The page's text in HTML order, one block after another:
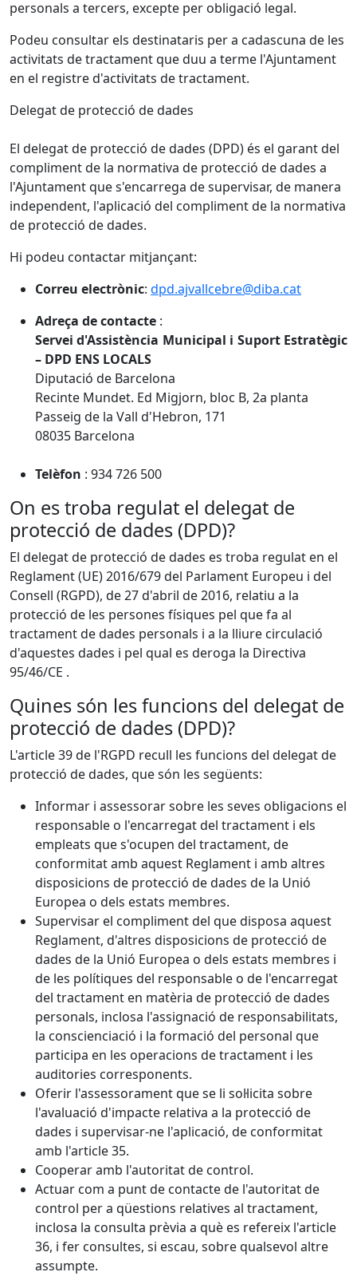
personals a tercers, excepte per obligació legal.
Podeu consultar els destinataris per a cadascuna de les
activitats de tractament que duu a terme l'Ajuntament
en el registre d'activitats de tractament.
Delegat de protecció de dades
El delegat de protecció de dades (DPD) és el garant del
compliment de la normativa de protecció de dades a
l'Ajuntament que s'encarrega de supervisar, de manera
independent, l'aplicació del compliment de la normativa
de protecció de dades.
Hi podeu contactar mitjançant:
Correu electrònic: dpd.ajvallcebre@diba.cat
Adreça de contacte :
Servei d'Assistència Municipal i Suport Estratègic
– DPD ENS LOCALS
Diputació de Barcelona
Recinte Mundet. Ed Migjorn, bloc B, 2a planta
Passeig de la Vall d'Hebron, 171
08035 Barcelona
Telèfon : 934 726 500
On es troba regulat el delegat de
protecció de dades (DPD)?
El delegat de protecció de dades es troba regulat en el
Reglament (UE) 2016/679 del Parlament Europeu i del
Consell (RGPD), de 27 d'abril de 2016, relatiu a la
protecció de les persones físiques pel que fa al
tractament de dades personals i a la lliure circulació
d'aquestes dades i pel qual es deroga la Directiva
95/46/CE .
Quines són les funcions del delegat de
protecció de dades (DPD)?
L'article 39 de l'RGPD recull les funcions del delegat de
protecció de dades, que són les següents:
Informar i assessorar sobre les seves obligacions el
responsable o l'encarregat del tractament i els
empleats que s'ocupen del tractament, de
conformitat amb aquest Reglament i amb altres
disposicions de protecció de dades de la Unió
Europea o dels estats membres.
Supervisar el compliment del que disposa aquest
Reglament, d'altres disposicions de protecció de
dades de la Unió Europea o dels estats membres i
de les polítiques del responsable o de l'encarregat
del tractament en matèria de protecció de dades
personals, inclosa l'assignació de responsabilitats,
la conscienciació i la formació del personal que
participa en les operacions de tractament i les
auditories corresponents.
Oferir l'assessorament que se li sol·licita sobre
l'avaluació d'impacte relativa a la protecció de
dades i supervisar-ne l'aplicació, de conformitat
amb l'article 35.
Cooperar amb l'autoritat de control.
Actuar com a punt de contacte de l'autoritat de
control per a qüestions relatives al tractament,
inclosa la consulta prèvia a què es refereix l'article
36, i fer consultes, si escau, sobre qualsevol altre
assumpte.